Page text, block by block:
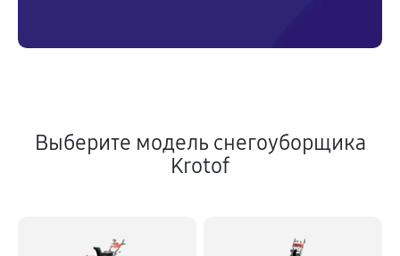
Выберите модель снегоуборщика
Krotof